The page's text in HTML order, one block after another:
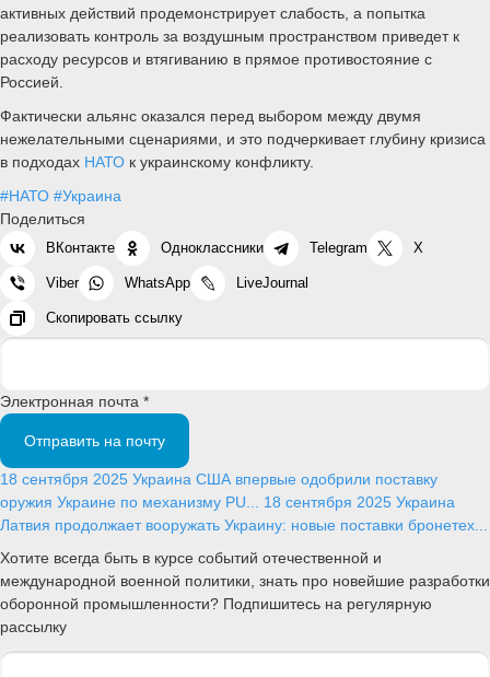
активных действий продемонстрирует слабость, а попытка
реализовать контроль за воздушным пространством приведет к
расходу ресурсов и втягиванию в прямое противостояние с
Россией.
Фактически альянс оказался перед выбором между двумя
нежелательными сценариями, и это подчеркивает глубину кризиса
в подходах НАТО к украинскому конфликту.
#НАТО #Украина
Поделиться
ВКонтакте Одноклассники Telegram X
Viber WhatsApp LiveJournal
Скопировать ссылку
Электронная почта *
Отправить на почту
18 сентября 2025 Украина США впервые одобрили поставку
оружия Украине по механизму PU... 18 сентября 2025 Украина
Латвия продолжает вооружать Украину: новые поставки бронетех...
Хотите всегда быть в курсе событий отечественной и
международной военной политики, знать про новейшие разработки
оборонной промышленности? Подпишитесь на регулярную
рассылку